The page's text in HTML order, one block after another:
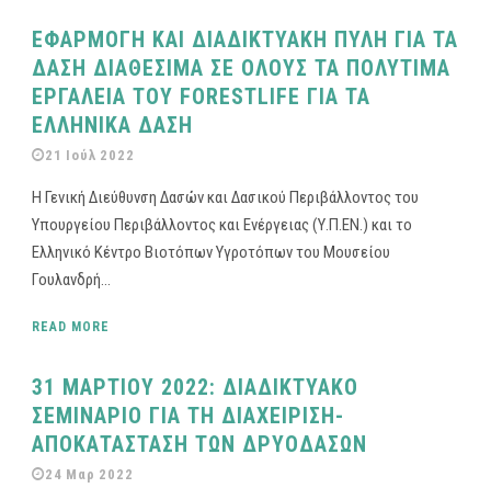
ΕΦΑΡΜΟΓΗ ΚΑΙ ΔΙΑΔΙΚΤΥΑΚΗ ΠΥΛΗ ΓΙΑ ΤΑ
ΔΑΣΗ ΔΙΑΘΕΣΙΜΑ ΣΕ ΟΛΟΥΣ ΤΑ ΠΟΛΥΤΙΜΑ
ΕΡΓΑΛΕΙΑ ΤΟΥ FORESTLIFE ΓΙΑ ΤΑ
ΕΛΛΗΝΙΚΑ ΔΑΣΗ
21 Ιούλ 2022
Η Γενική Διεύθυνση Δασών και Δασικού Περιβάλλοντος του
Υπουργείου Περιβάλλοντος και Ενέργειας (Υ.Π.ΕΝ.) και το
Ελληνικό Κέντρο Βιοτόπων Υγροτόπων του Μουσείου
Γουλανδρή...
READ MORE
31 ΜΑΡΤΙΟΥ 2022: ΔΙΑΔΙΚΤΥΑΚΟ
ΣΕΜΙΝΑΡΙΟ ΓΙΑ ΤΗ ΔΙΑΧΕΙΡΙΣΗ-
ΑΠΟΚΑΤΑΣΤΑΣΗ ΤΩΝ ΔΡΥΟΔΑΣΩΝ
24 Μαρ 2022